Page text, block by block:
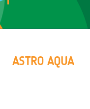
ASTRO AQUA